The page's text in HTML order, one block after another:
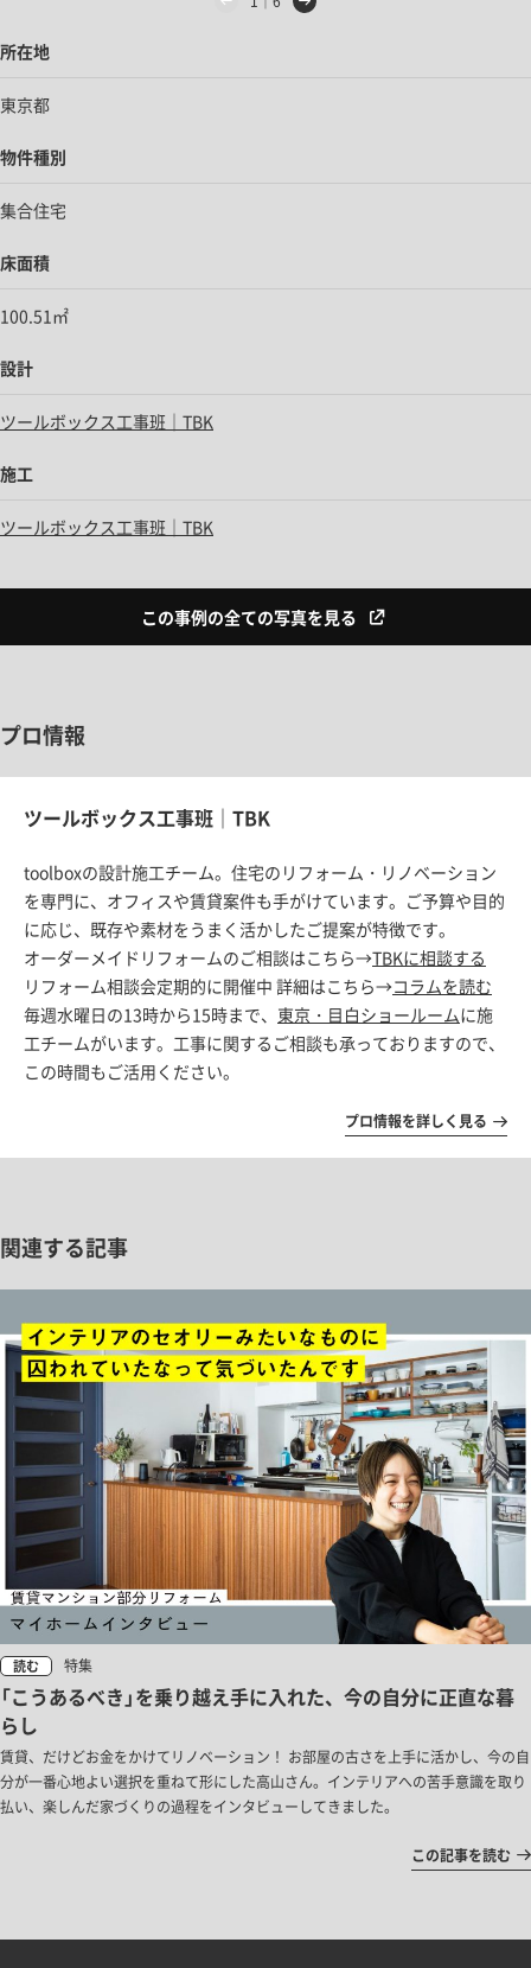
所在地
東京都
物件種別
集合住宅
床面積
100.51㎡
設計
ツールボックス工事班｜TBK
施工
ツールボックス工事班｜TBK
この事例の全ての写真を見る
プロ情報
ツールボックス工事班｜TBK
toolboxの設計施工チーム。住宅のリフォーム・リノベーション
を専門に、オフィスや賃貸案件も手がけています。ご予算や目的
に応じ、既存や素材をうまく活かしたご提案が特徴です。
オーダーメイドリフォームのご相談はこちら→TBKに相談する
リフォーム相談会定期的に開催中 詳細はこちら→コラムを読む
毎週水曜日の13時から15時まで、 東京・目白ショールームに施
工チームがいます。工事に関するご相談も承っておりますので、
この時間もご活用ください。
プロ情報を詳しく見る
関連する記事
読む 特集
「こうあるべき」を乗り越え手に入れた、今の自分に正直な暮
らし
賃貸、だけどお金をかけてリノベーション！ お部屋の古さを上手に活かし、今の自
分が一番心地よい選択を重ねて形にした高山さん。インテリアへの苦手意識を取り
払い、楽しんだ家づくりの過程をインタビューしてきました。
この記事を読む